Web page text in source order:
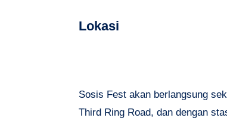
Lokasi
Sosis Fest akan berlangsung
Third Ring Road, dan dengan